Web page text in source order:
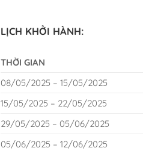
LỊCH KHỞI HÀNH:
THỜI GIAN
08/05/2025 – 15/05/2025
15/05/2025 – 22/05/2025
29/05/2025 – 05/06/2025
05/06/2025 – 12/06/2025